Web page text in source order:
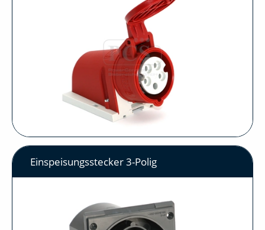
Einspeisungsstecker 3-Polig